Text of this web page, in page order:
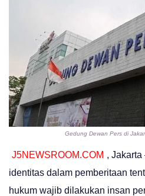
Gedung Dewan Pers di
J5NEWSROOM.COM ,
identitas dalam pemberitaan
hukum wajib dilakukan insan